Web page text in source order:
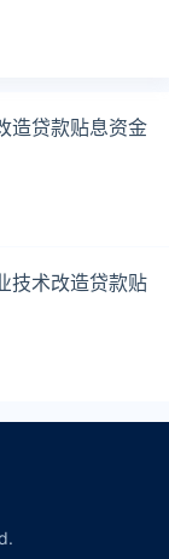
造贷款贴息资金
技术改造贷款贴